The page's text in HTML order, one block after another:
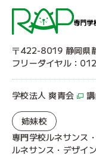
〒422-8019 静岡県
フリーダイヤル：
学校法人 爽青会
姉妹校
専門学校ルネサンス
ルネサンス・デザイ